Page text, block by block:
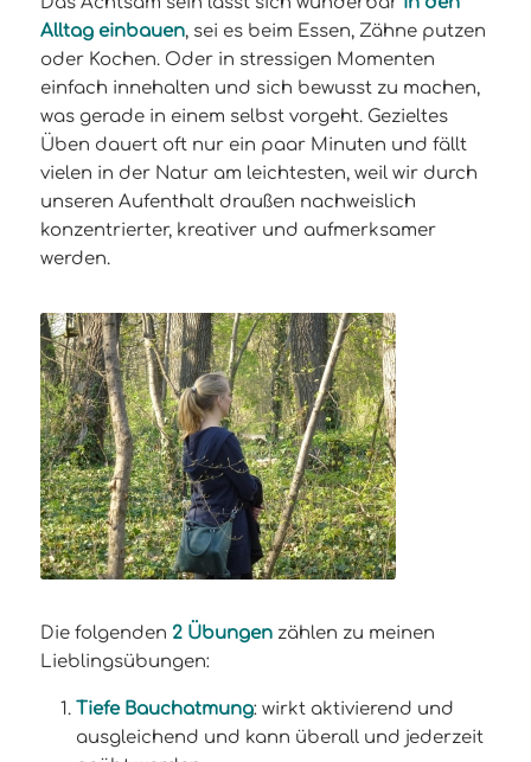
Alltag einbauen, sei es beim Essen, Zähne putzen
oder Kochen. Oder in stressigen Momenten
einfach innehalten und sich bewusst zu machen,
was gerade in einem selbst vorgeht. Gezieltes
Üben dauert oft nur ein paar Minuten und fällt
vielen in der Natur am leichtesten, weil wir durch
unseren Aufenthalt draußen nachweislich
konzentrierter, kreativer und aufmerksamer
werden.
Die folgenden 2 Übungenzählen zu meinen
Lieblingsübungen:
Tiefe Bauchatmung: wirkt aktivierend und
ausgleichend und kann überall und jederzeit